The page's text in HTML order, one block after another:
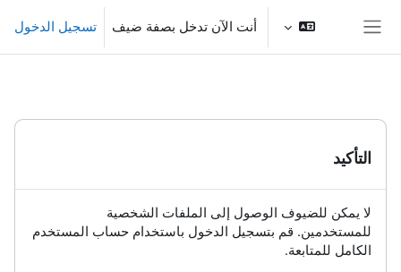
تخطى إلى المحتوى الرئيسي
أنت الآن تدخل بصفة ضيف تسجيل الدخول
التأكيد
لا يمكن للضيوف الوصول إلى الملفات الشخصية
للمستخدمين. قم بتسجيل الدخول باستخدام حساب المستخدم
الكامل للمتابعة.